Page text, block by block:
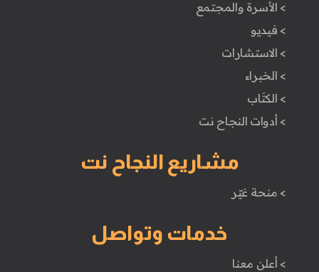
> الأسرة والمجتمع
> فيديو
> الاستشارات
> الخبراء
> الكتَاب
> أدوات النجاح نت
مشاريع النجاح نت
> منحة غيّر
خدمات وتواصل
> أعلن معنا